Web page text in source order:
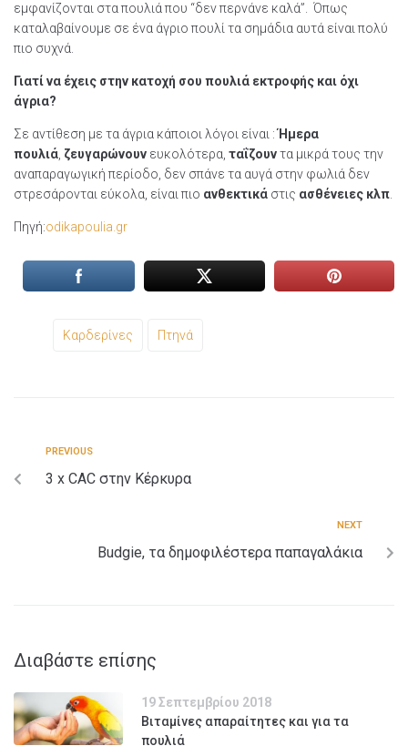
εμφανίζονται στα πουλιά που “δεν περνάνε καλά”. Όπως
καταλαβαίνουμε σε ένα άγριο πουλί τα σημάδια αυτά είναι πολύ
πιο συχνά.
Γιατί να έχεις στην κατοχή σου πουλιά εκτροφής και όχι
άγρια?
Σε αντίθεση με τα άγρια κάποιοι λόγοι είναι :Ήμερα
πουλιά ζευγαρώνουν ευκολότερα, ταΐζουντα μικρά τους την
αναπαραγωγική περίοδο, δεν σπάνε τα αυγά στην φωλιά δεν
στρεσάρονται εύκολα, είναι πιο ανθεκτικά στις ασθένειες κλπ
Πηγή:odikapoulia.gr
Καρδερίνες Πτηνά
PREVIOUS
3 x CAC στην Κέρκυρα
NEXT
Budgie, τα δημοφιλέστερα παπαγαλάκια​
Διαβάστε επίσης
19 Σεπτεμβρίου 2018
Βιταμίνες απαραίτητες και για τα
πουλιά